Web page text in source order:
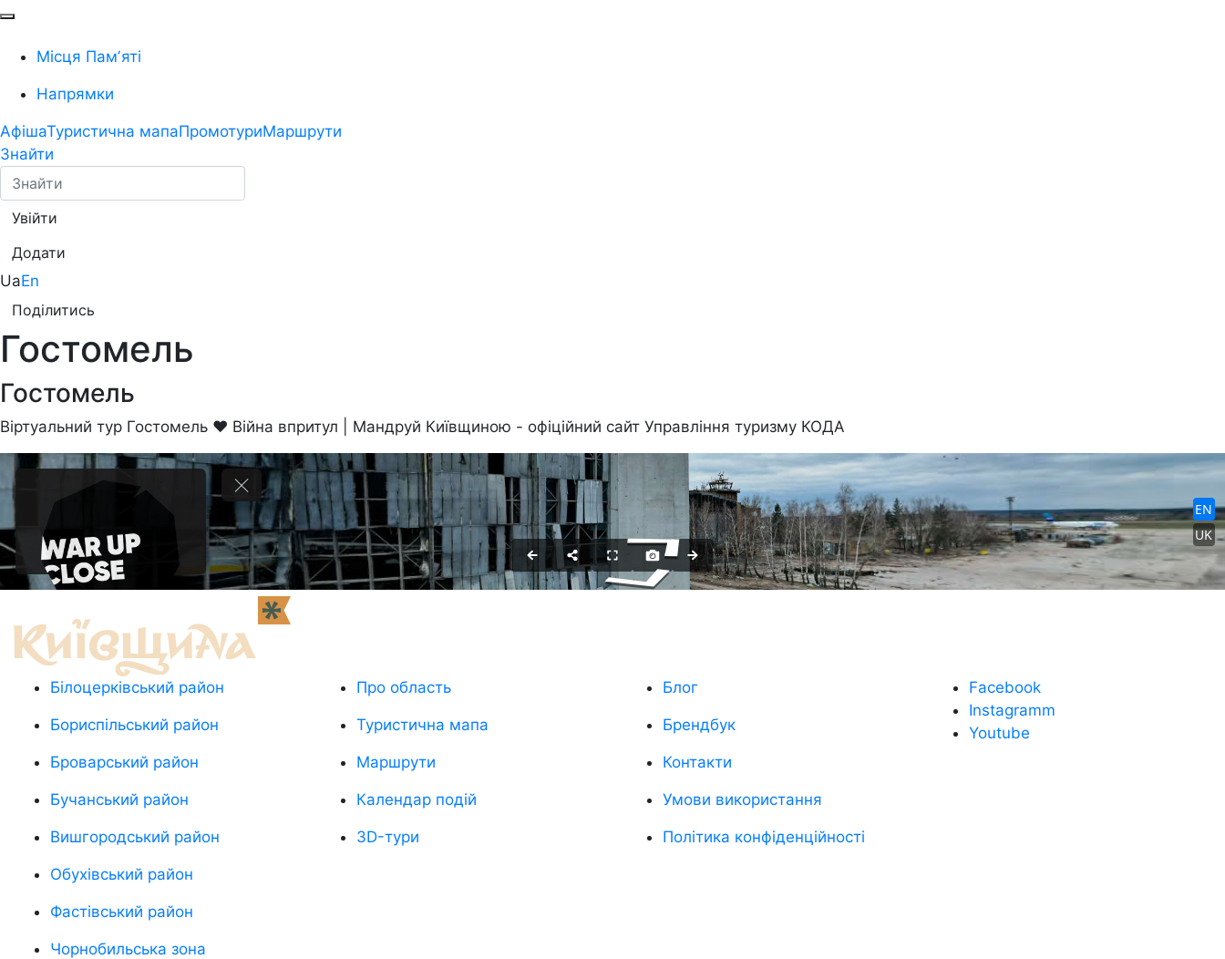
Місця Памʼяті
Напрямки
АфішаТуристична мапаПромотуриМаршрути
Знайти
Увійти
Додати
UaEn
Поділитись
Гостомель
Гостомель
Віртуальний тур Гостомель ❤ Війна впритул | Мандруй Київщиною - офіційний сайт Управління туризму КОДА
Білоцерківський район
Бориспільський район
Броварський район
Бучанський район
Вишгородський район
Обухівський район
Фастівський район
Чорнобильська зона
Про область
Туристична мапа
Маршрути
Календар подій
3D-тури
Блог
Брендбук
Контакти
Умови використання
Політика конфіденційності
Facebook
Instagramm
Youtube